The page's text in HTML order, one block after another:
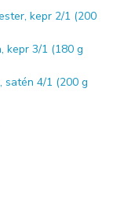
kepr 2/1 (200
kepr 3/1 (180 g
satén 4/1 (200 g